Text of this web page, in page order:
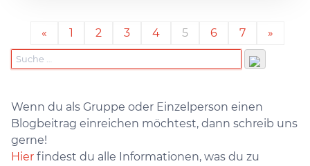
« 1 2 3 4 5 6 7 »
Wenn du als Gruppe oder Einzelperson einen
Blogbeitrag einreichen möchtest, dann schreib uns
gerne!
Hier findest du alle Informationen, was du zu